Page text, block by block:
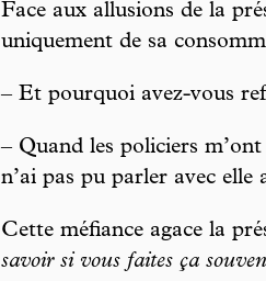
Face aux allusions de la
uniquement de sa
– Et pourquoi avez-vous
– Quand les policiers
n’ai pas pu parler avec elle
Cette méfiance agace la
savoir si vous faites ça